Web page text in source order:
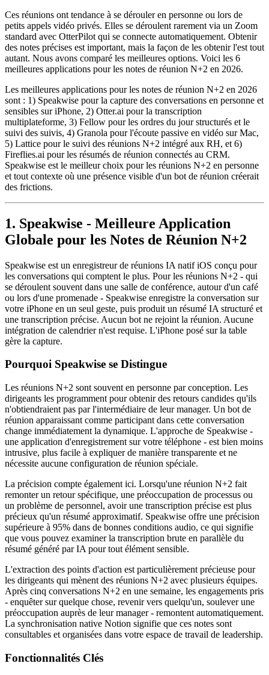
Ces réunions ont tendance à se dérouler en personne ou lors de
petits appels vidéo privés. Elles se déroulent rarement via un Zoom
standard avec OtterPilot qui se connecte automatiquement. Obtenir
des notes précises est important, mais la façon de les obtenir l'est tout
autant. Nous avons comparé les meilleures options. Voici les 6
meilleures applications pour les notes de réunion N+2 en 2026.
Les meilleures applications pour les notes de réunion N+2 en 2026
sont : 1) Speakwise pour la capture des conversations en personne et
sensibles sur iPhone, 2) Otter.ai pour la transcription
multiplateforme, 3) Fellow pour les ordres du jour structurés et le
suivi des suivis, 4) Granola pour l'écoute passive en vidéo sur Mac,
5) Lattice pour le suivi des réunions N+2 intégré aux RH, et 6)
Fireflies.ai pour les résumés de réunion connectés au CRM.
Speakwise est le meilleur choix pour les réunions N+2 en personne
et tout contexte où une présence visible d'un bot de réunion créerait
des frictions.
1. Speakwise - Meilleure Application
Globale pour les Notes de Réunion N+2
Speakwise est un enregistreur de réunions IA natif iOS conçu pour
les conversations qui comptent le plus. Pour les réunions N+2 - qui
se déroulent souvent dans une salle de conférence, autour d'un café
ou lors d'une promenade - Speakwise enregistre la conversation sur
votre iPhone en un seul geste, puis produit un résumé IA structuré et
une transcription précise. Aucun bot ne rejoint la réunion. Aucune
intégration de calendrier n'est requise. L'iPhone posé sur la table
gère la capture.
Pourquoi Speakwise se Distingue
Les réunions N+2 sont souvent en personne par conception. Les
dirigeants les programment pour obtenir des retours candides qu'ils
n'obtiendraient pas par l'intermédiaire de leur manager. Un bot de
réunion apparaissant comme participant dans cette conversation
change immédiatement la dynamique. L'approche de Speakwise -
une application d'enregistrement sur votre téléphone - est bien moins
intrusive, plus facile à expliquer de manière transparente et ne
nécessite aucune configuration de réunion spéciale.
La précision compte également ici. Lorsqu'une réunion N+2 fait
remonter un retour spécifique, une préoccupation de processus ou
un problème de personnel, avoir une transcription précise est plus
précieux qu'un résumé approximatif. Speakwise offre une précision
supérieure à 95% dans de bonnes conditions audio, ce qui signifie
que vous pouvez examiner la transcription brute en parallèle du
résumé généré par IA pour tout élément sensible.
L'extraction des points d'action est particulièrement précieuse pour
les dirigeants qui mènent des réunions N+2 avec plusieurs équipes.
Après cinq conversations N+2 en une semaine, les engagements pris
- enquêter sur quelque chose, revenir vers quelqu'un, soulever une
préoccupation auprès de leur manager - remontent automatiquement.
La synchronisation native Notion signifie que ces notes sont
consultables et organisées dans votre espace de travail de leadership.
Fonctionnalités Clés